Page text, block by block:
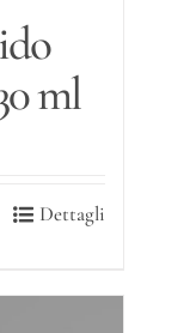
ml
Dettagli